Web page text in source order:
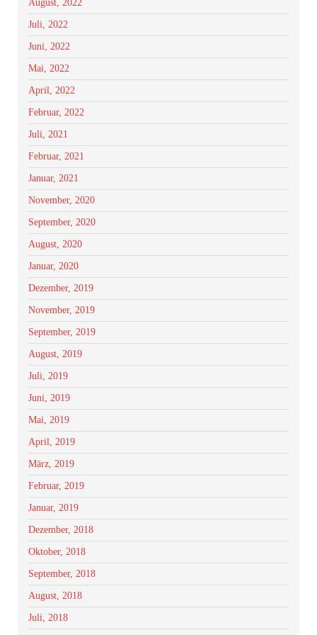
August, 2022
Juli, 2022
Juni, 2022
Mai, 2022
April, 2022
Februar, 2022
Juli, 2021
Februar, 2021
Januar, 2021
November, 2020
September, 2020
August, 2020
Januar, 2020
Dezember, 2019
November, 2019
September, 2019
August, 2019
Juli, 2019
Juni, 2019
Mai, 2019
April, 2019
März, 2019
Februar, 2019
Januar, 2019
Dezember, 2018
Oktober, 2018
September, 2018
August, 2018
Juli, 2018